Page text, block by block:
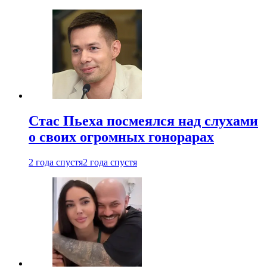
Стас Пьеха посмеялся над слухами
о своих огромных гонорарах
2 года спустя2 года спустя